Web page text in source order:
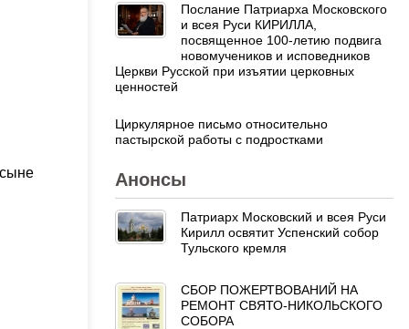
Послание Патриарха Московского
и всея Руси КИРИЛЛА,
посвященное 100-летию подвига
новомучеников и исповедников
Церкви Русской при изъятии церковных
ценностей
Циркулярное письмо относительно
пастырской работы с подростками
Анонсы
Патриарх Московский и всея Руси
Кирилл освятит Успенский собор
Тульского кремля
СБОР ПОЖЕРТВОВАНИЙ НА
РЕМОНТ СВЯТО-НИКОЛЬСКОГО
СОБОРА